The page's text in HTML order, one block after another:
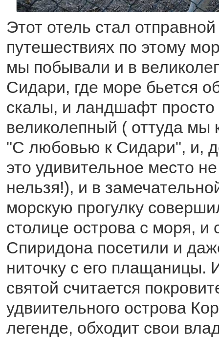
Этот отель стал
путешествиях по этому
мы побывали и в
Сидари, где море бьется
скалы, и ландшафт просто
великолепный ( оттуда мы
"С любовью к Сидари", и,
это удивительное место
нельзя!), и в
морскую прогулку
столице острова с моря, и
Спиридона посетили и
ниточку с его плащаницы.
святой считается
удвиительного острова
легенде, обходит свои